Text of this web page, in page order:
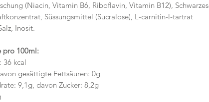
(Niacin, Vitamin B6, Riboflavin, Vitamin B12), Schwarzes
Süssungsmittel (Sucralose), L-carnitin-l-tartrat
Inosit.
pro 100ml:
36 kcal
gesättigte Fettsäuren: 0g
9,1g, davon Zucker: 8,2g